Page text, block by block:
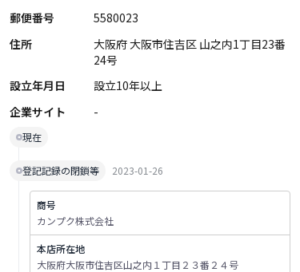
郵便番号
5580023
住所
大阪府 大阪市住吉区 山之内1丁目23番
24号
設立年月日
設立10年以上
企業サイト
-
現在
登記記録の閉鎖等 2023-01-26
商号
カンプク株式会社
本店所在地
大阪府大阪市住吉区山之内１丁目２３番２４号